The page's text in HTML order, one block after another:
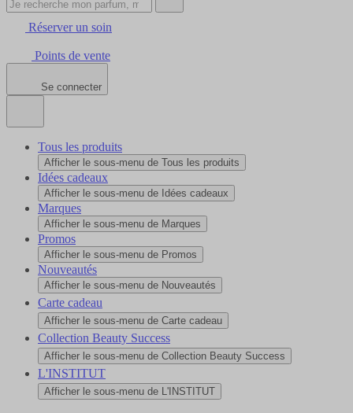
Réserver un soin
Points de vente
Se connecter
Tous les produits
Afficher le sous-menu de Tous les produits
Idées cadeaux
Afficher le sous-menu de Idées cadeaux
Marques
Afficher le sous-menu de Marques
Promos
Afficher le sous-menu de Promos
Nouveautés
Afficher le sous-menu de Nouveautés
Carte cadeau
Afficher le sous-menu de Carte cadeau
Collection Beauty Success
Afficher le sous-menu de Collection Beauty Success
L'INSTITUT
Afficher le sous-menu de L'INSTITUT